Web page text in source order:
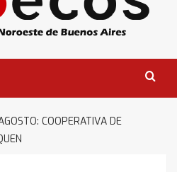
COOPERATIVA DE